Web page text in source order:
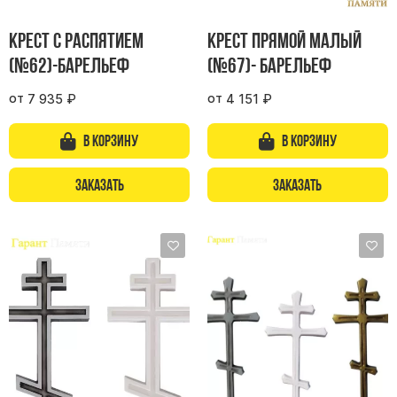
Памятники отцу
Памятники парню
Памятники вертикальные
Памятники врачу
Памятники горизонтальные
Памятники классические
Памятники книга
Памятники красивые
Памятники Православные
Памятники прямоугольные
Памятники с воздушным креcтом
Крест с распятием
(№62)-барельеф
от 7 935 ₽
В корзину
Заказать
Крест прямой малый
(№67)- барельеф
от 4 151 ₽
В корзину
Заказать